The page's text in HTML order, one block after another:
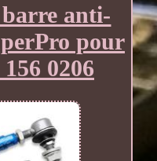
anti-
pour
0206